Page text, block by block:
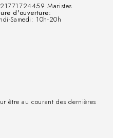
Maristes
d'ouverture:
Samedi: 10h-20h
être au courant des dernières